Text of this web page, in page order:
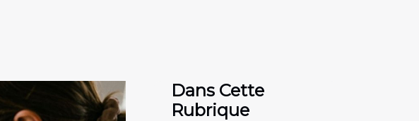
Dans Cette
Rubrique